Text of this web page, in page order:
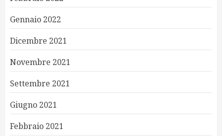
Gennaio 2022
Dicembre 2021
Novembre 2021
Settembre 2021
Giugno 2021
Febbraio 2021